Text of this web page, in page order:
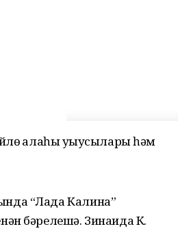
ҡалаһы уҡыусылары һәм
“Лада Калина”
бәрелешә. Зинаида К.